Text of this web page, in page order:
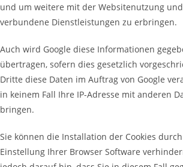
und um weitere mit der Websitenutzung
verbundene Dienstleistungen zu erbringen.
Auch wird Google diese Informationen
übertragen, sofern dies gesetzlich
Dritte diese Daten im Auftrag von Google
in keinem Fall Ihre IP-Adresse mit anderen
bringen.
Sie können die Installation der Cookies
Einstellung Ihrer Browser Software